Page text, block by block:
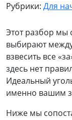
Рубрики: Для
Этот разбор мы
выбирают
взвесить все
здесь нет
Идеальный
именно вашим
Ниже мы